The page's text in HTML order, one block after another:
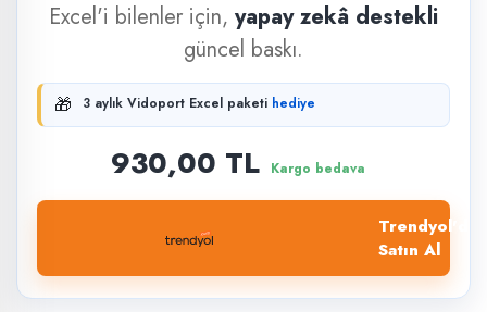
Excel'i bilenler için, yapay zekâ destekli
güncel baskı.
🎁 3 aylık Vidoport Excel paketi hediye
930,00 TL Kargo bedava
Trendyol'dan
Satın Al